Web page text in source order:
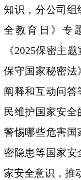
知识，分公司
全教育日》专
《2025保密主
保守国家秘密法
阐释和互动问
民维护国家安
警惕哪些危害国
密隐患等国家安
家安全意识，推